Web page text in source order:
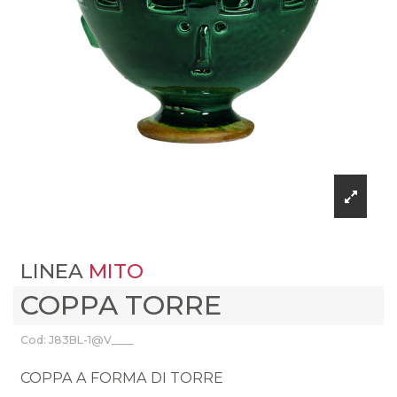
LINEA MITO
COPPA TORRE
Cod: J83BL-1@V____
COPPA A FORMA DI TORRE